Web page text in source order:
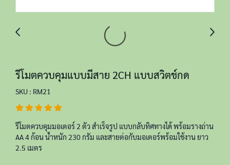
รีโมตควบคุมแบบมีสาย 2CH แบบสวิตช์กด
SKU : RM21
รีโมตควบคุมมอเตอร์ 2 ตัว สำเร็จรูป แบบกลับทิศทางได้ พร้อมรางถ่าน
AA 4 ก้อน น้ำหนัก 230 กรัม และสายต่อกับมอเตอร์พร้อมใช้งาน ยาว
2.5 เมตร